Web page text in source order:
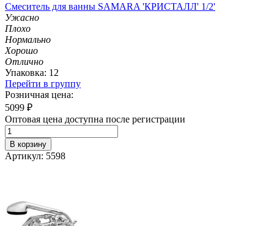
Смеситель для ванны SAMARA 'КРИСТАЛЛ' 1/2'
Ужасно
Плохо
Нормально
Хорошо
Отлично
Упаковка: 12
Перейти в группу
Розничная цена:
5099 ₽
Оптовая цена доступна после регистрации
В корзину
Артикул: 5598